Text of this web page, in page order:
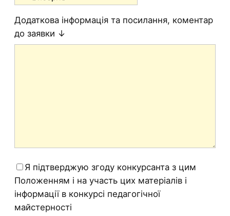
Додаткова інформація та посилання, коментар
до заявки ↓
Я підтверджую згоду конкурсанта з цим
Положенням і на участь цих матеріалів і
інформації в конкурсі педагогічної
майстерності